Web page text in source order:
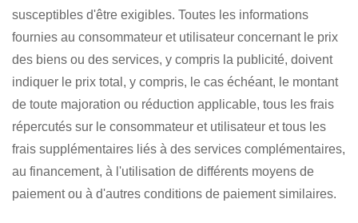
susceptibles d'être exigibles. Toutes les informations
fournies au consommateur et utilisateur concernant le prix
des biens ou des services, y compris la publicité, doivent
indiquer le prix total, y compris, le cas échéant, le montant
de toute majoration ou réduction applicable, tous les frais
répercutés sur le consommateur et utilisateur et tous les
frais supplémentaires liés à des services complémentaires,
au financement, à l'utilisation de différents moyens de
paiement ou à d'autres conditions de paiement similaires.